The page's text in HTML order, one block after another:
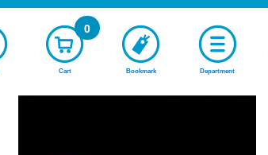
Cart
0
Bookmark Department